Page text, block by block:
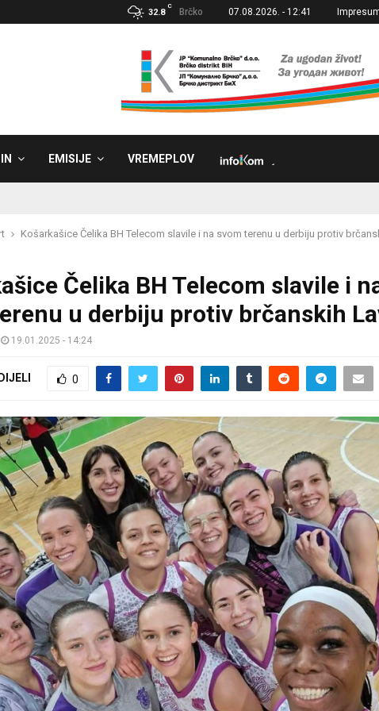
32.8
C
Brčko 07.08.2026. - 12:41
EMISIJE VREMEPLOV
Košarkašice Čelika BH Telecom slavile i na svom terenu u derbiju protiv
Čelika BH Telecom slavile i
u derbiju protiv brčanskih
19.01.2025 - 14:24
0